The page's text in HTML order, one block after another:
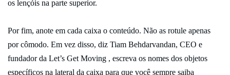
os lençóis na parte superior.
Por fim, anote em cada caixa o conteúdo. Não as rotule apenas
por cômodo. Em vez disso, diz Tiam Behdarvandan, CEO e
fundador da Let’s Get Moving , escreva os nomes dos objetos
específicos na lateral da caixa para que você sempre saiba